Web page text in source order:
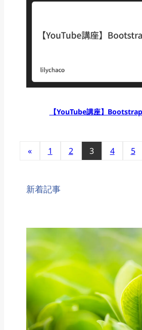
【YouTube講座】
« 1 2 3 4 5
新着記事